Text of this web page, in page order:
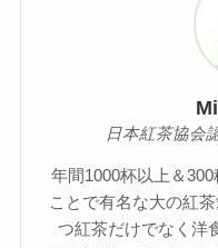
日本紅茶協会
年間1000杯以上＆
ことで有名な大の紅
つ紅茶だけでなく洋